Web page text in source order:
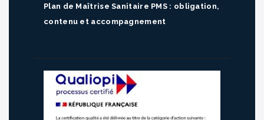
Plan de Maîtrise Sanitaire PMS : obligation,
contenu et accompagnement